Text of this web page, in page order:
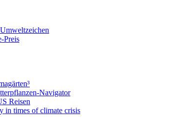
Preis
Navigator
Reisen
in times of climate crisis